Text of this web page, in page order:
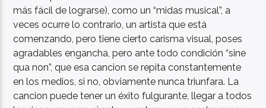
más fácil de lograrse), como un “midas musical”, a
veces ocurre lo contrario, un artista que está
comenzando, pero tiene cierto carisma visual, poses
agradables engancha, pero ante todo condición “sine
qua non”, que esa cancion se repita constantemente
en los medios, si no, obviamente nunca triunfara. La
cancion puede tener un éxito fulgurante, llegar a todos